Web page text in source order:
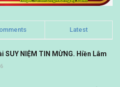
Latest
SUY NIỆM TIN MỪNG. Hiền Lâm